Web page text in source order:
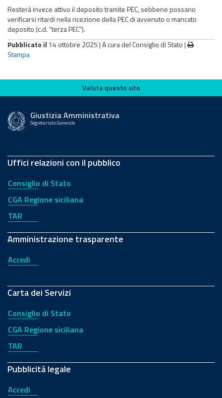
Resterà invece attivo il deposito tramite PEC, sebbene possano
verificarsi ritardi nella ricezione della PEC di avvenuto o mancato
deposito (c.d. “terza PEC”).
Pubblicato il 14 ottobre 2025 |A cura del Consiglio di Stato|
Stampa
Valuta questo sito
Valuta questo sito
Giustizia Amministrativa
Segretariato Generale
Uffici relazioni con il pubblico
Consiglio di Stato
CGA Regione siciliana
TAR
Amministrazione trasparente
Accedi
Carta dei Servizi
Consiglio di Stato
CGA Regione siciliana
TAR
Pubblicità legale
Accedi